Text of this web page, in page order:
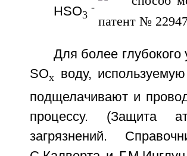
HSO3
-
Для более
SOxводу,
подщелачивают и
процессу. (Защита
загрязнений.